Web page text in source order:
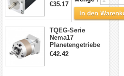
4.2A 57x57x114mm
4 Draht Hybrid
Schrittmotor
€35.17
TQEG-Serie
Nema17
Planetengetriebe
5:1 Spiel 15Arc-
€42.42
In den